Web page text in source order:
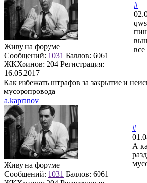
Живу на форуме
Сообщений: 1031 Баллов: 6061
ЖКХоинов: 204 Регистрация:
16.05.2017
#
Как избежать штрафов за закрытие и
мусоропровода
a.kapranov
Живу на форуме
Сообщений: 1031 Баллов: 6061
#
А